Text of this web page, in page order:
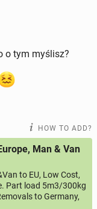
o tym myślisz?
HOW TO ADD?
Man & Van
to EU, Low Cost,
Part load 5m3/300kg
to Germany,